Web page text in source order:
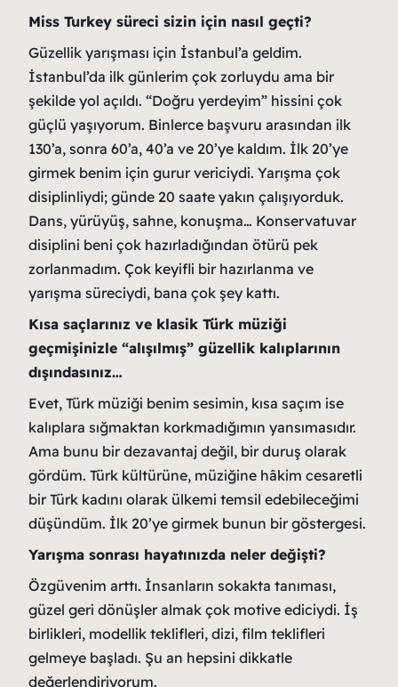
Miss Turkey süreci sizin için nasıl geçti?
Güzellik yarışması için İstanbul’a geldim.
İstanbul’da ilk günlerim çok zorluydu ama bir
şekilde yol açıldı. “Doğru yerdeyim” hissini çok
güçlü yaşıyorum. Binlerce başvuru arasından ilk
130’a, sonra 60’a, 40’a ve 20’ye kaldım. İlk 20’ye
girmek benim için gurur vericiydi. Yarışma çok
disiplinliydi; günde 20 saate yakın çalışıyorduk.
Dans, yürüyüş, sahne, konuşma… Konservatuvar
disiplini beni çok hazırladığından ötürü pek
zorlanmadım. Çok keyifli bir hazırlanma ve
yarışma süreciydi, bana çok şey kattı.
Kısa saçlarınız ve klasik Türk müziği
geçmişinizle “alışılmış” güzellik kalıplarının
dışındasınız…
Evet, Türk müziği benim sesimin, kısa saçım ise
kalıplara sığmaktan korkmadığımın yansımasıdır.
Ama bunu bir dezavantaj değil, bir duruş olarak
gördüm. Türk kültürüne, müziğine hâkim cesaretli
bir Türk kadını olarak ülkemi temsil edebileceğimi
düşündüm. İlk 20’ye girmek bunun bir göstergesi.
Yarışma sonrası hayatınızda neler değişti?
Özgüvenim arttı. İnsanların sokakta tanıması,
güzel geri dönüşler almak çok motive ediciydi. İş
birlikleri, modellik teklifleri, dizi, film teklifleri
gelmeye başladı. Şu an hepsini dikkatle
değerlendiriyorum.